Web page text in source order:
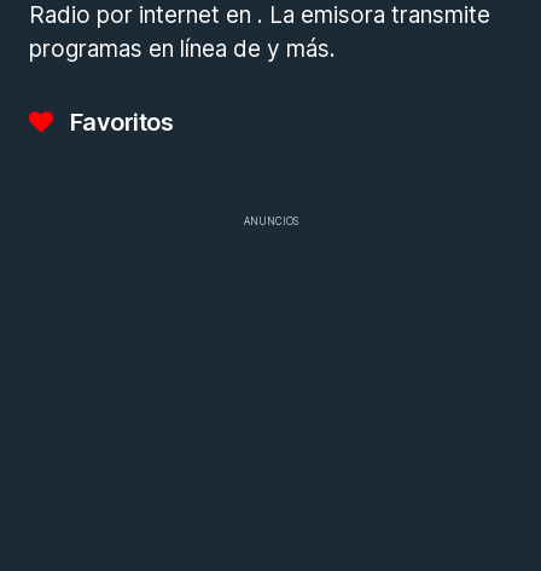
Radio por internet en . La emisora transmite
programas en línea de y más.
Favoritos
ANUNCIOS